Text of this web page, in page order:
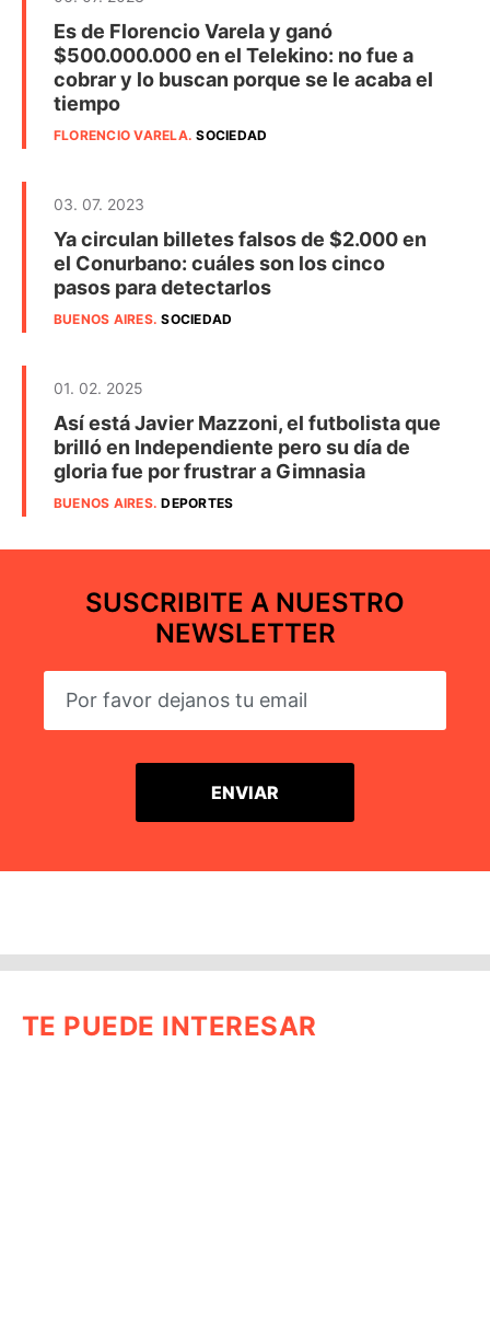
Es de Florencio Varela y ganó
$500.000.000 en el Telekino: no fue a
cobrar y lo buscan porque se le acaba el
tiempo
FLORENCIO VARELA.SOCIEDAD
03. 07. 2023
Ya circulan billetes falsos de $2.000 en
el Conurbano: cuáles son los cinco
pasos para detectarlos
BUENOS AIRES.SOCIEDAD
01. 02. 2025
Así está Javier Mazzoni, el futbolista que
brilló en Independiente pero su día de
gloria fue por frustrar a Gimnasia
BUENOS AIRES.DEPORTES
SUSCRIBITE A NUESTRO
NEWSLETTER
TE PUEDE INTERESAR